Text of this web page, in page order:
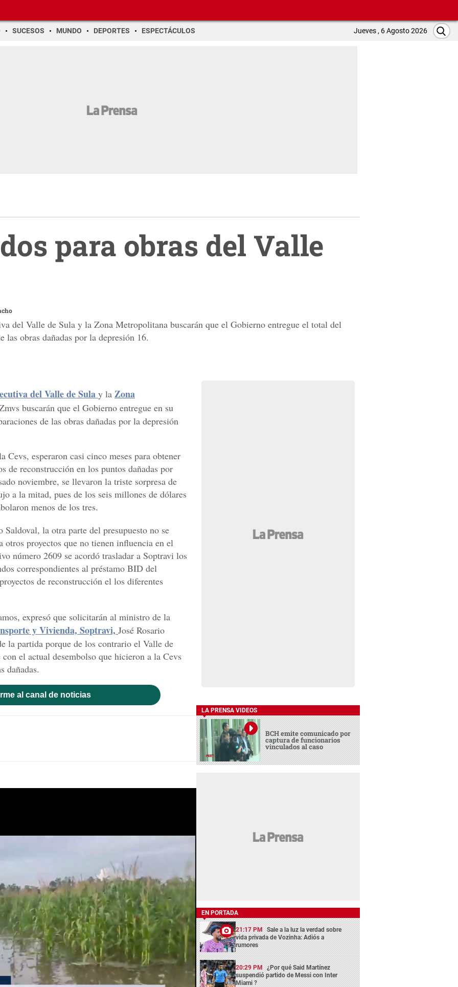
SUCESOS MUNDO DEPORTES ESPECTÁCULOS Jueves , 6 Agosto 2026
para obras del Valle
del Valle de Sula y la Zona Metropolitana buscarán que el Gobierno entregue el total del
las obras dañadas por la depresión 16.
del Valle de Sula y la Zona
buscarán que el Gobierno entregue en su
de las obras dañadas por la depresión
Cevs, esperaron casi cinco meses para obtener
de reconstrucción en los puntos dañadas por
noviembre, se llevaron la triste sorpresa de
a la mitad, pues de los seis millones de dólares
menos de los tres.
la otra parte del presupuesto no se
otros proyectos que no tienen influencia en el
número 2609 se acordó trasladar a Soptravi los
correspondientes al préstamo BID del
de reconstrucción el los diferentes
expresó que solicitarán al ministro de la
y Vivienda, Soptravi, José Rosario
la partida porque de los contrario el Valle de
el actual desembolso que hicieron a la Cevs
dañadas.
al canal de noticias
LA PRENSA VIDEOS
BCH emite comunicado por
captura de funcionarios
vinculados al caso
EN PORTADA
21:17 PM Sale a la luz la verdad sobre
vida privada de Vozinha: Adiós a
rumores
20:29 PM ¿Por qué Said Martínez
suspendió partido de Messi con Inter
Miami ?